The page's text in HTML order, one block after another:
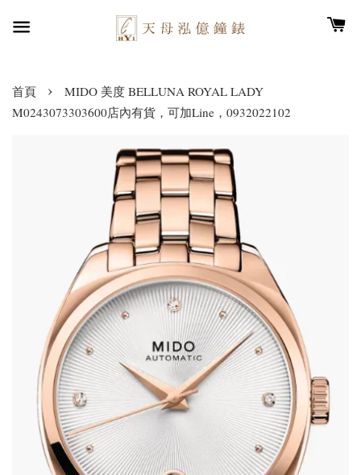
首頁 ›
MIDO 美度 BELLUNA ROYAL LADY
M0243073303600店內有貨，可加Line，0932022102